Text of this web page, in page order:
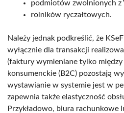
podmiotów zwolnionych z
rolników ryczałtowych.
Należy jednak podkreślić, że
wyłącznie dla transakcji
(faktury wymieniane tylko
konsumenckie (B2C) pozostają
wystawianie w systemie jest w
zapewnia także elastyczność
Przykładowo, biura rachunkowe